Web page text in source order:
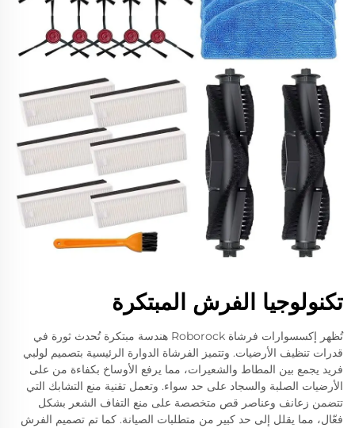
تكنولوجيا الفرش المبتكرة
تُظهر إكسسوارات فرشاة Roborock هندسة مبتكرة تُحدث ثورة في
قدرات تنظيف الأرضيات. وتتميز الفرشاة الدوارة الرئيسية بتصميم لولبي
فريد يجمع بين المطاط والشعيرات، مما يرفع الأوساخ بكفاءة من على
الأرضيات الصلبة والسجاد على حد سواء. وتعمل تقنية منع التشابك التي
تتضمن زعانف وعناصر قص متخصصة على منع التفاف الشعر بشكل
فعّال، مما يقلل إلى حد كبير من متطلبات الصيانة. كما تم تصميم الفرش